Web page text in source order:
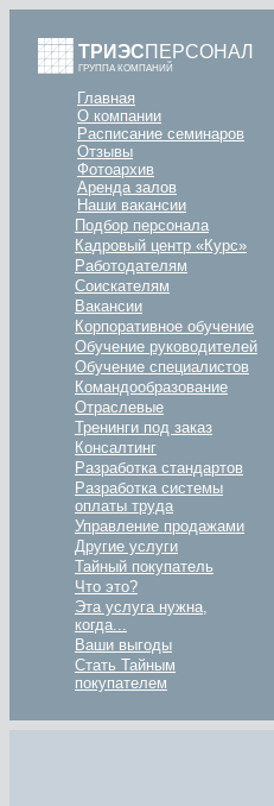
ТРИЭСПЕРСОНАЛ
ГРУППА КОМПАНИЙ
Главная
О компании
Расписание семинаров
Отзывы
Фотоархив
Аренда залов
Наши вакансии
Подбор персонала
Кадровый центр «Курс»
Работодателям
Соискателям
Вакансии
Корпоративное обучение
Обучение руководителей
Обучение специалистов
Командообразование
Отраслевые
Тренинги под заказ
Консалтинг
Разработка стандартов
Разработка системы
оплаты труда
Управление продажами
Другие услуги
Тайный покупатель
Что это?
Эта услуга нужна,
когда...
Ваши выгоды
Стать Тайным
покупателем